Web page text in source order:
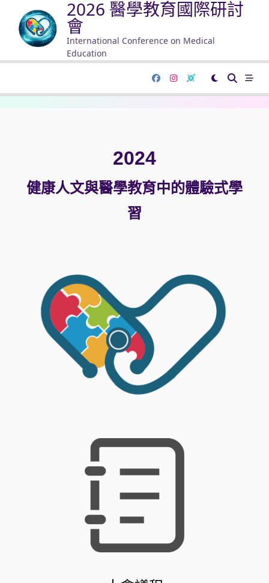
2026 醫學教育國際研討
會
International Conference on Medical
Education
2024
健康人文與醫學教育中的體驗式學
習